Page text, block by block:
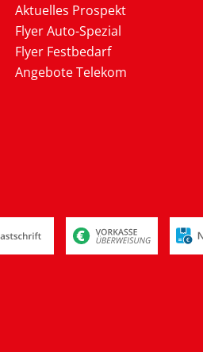
Aktuelles Prospekt
Flyer Auto-Spezial
Flyer Festbedarf
Angebote Telekom